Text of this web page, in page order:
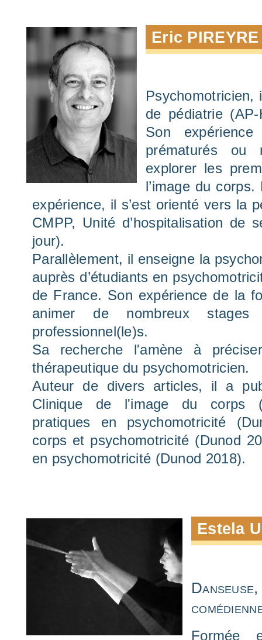
Eric
Psychomotricien,
de pédiatrie
Son
prématurés ou
explorer les
l’image du
expérience, il s’est orienté vers la
CMPP, Unité d’hospitalisation de
jour).
Parallèlement, il enseigne la
auprès d’étudiants en
de France. Son expérience de la
animer de nombreux
professionnel(le)s.
Sa recherche l'amène à
thérapeutique du psychomotricien.
Auteur de divers articles, il a
Clinique de l'image du corps
pratiques en psychomotricité
corps et psychomotricité (Dunod
en psychomotricité (Dunod 2018).
Estela
Formée